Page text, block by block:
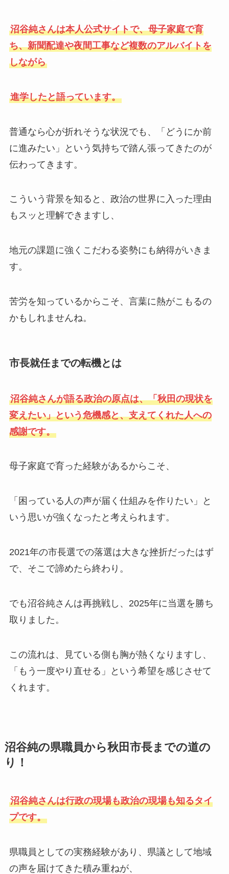
沼谷純さんは本人公式サイトで、母子家庭で育
ち、新聞配達や夜間工事など複数のアルバイトを
しながら
進学したと語っています。
普通なら心が折れそうな状況でも、「どうにか前
に進みたい」という気持ちで踏ん張ってきたのが
伝わってきます。
こういう背景を知ると、政治の世界に入った理由
もスッと理解できますし、
地元の課題に強くこだわる姿勢にも納得がいきま
す。
苦労を知っているからこそ、言葉に熱がこもるの
かもしれませんね。
市長就任までの転機とは
沼谷純さんが語る政治の原点は、「秋田の現状を
変えたい」という危機感と、支えてくれた人への
感謝です。
母子家庭で育った経験があるからこそ、
「困っている人の声が届く仕組みを作りたい」と
いう思いが強くなったと考えられます。
2021年の市長選での落選は大きな挫折だったはず
で、そこで諦めたら終わり。
でも沼谷純さんは再挑戦し、2025年に当選を勝ち
取りました。
この流れは、見ている側も胸が熱くなりますし、
「もう一度やり直せる」という希望を感じさせて
くれます。
沼谷純の県職員から秋田市長までの道の
り！
沼谷純さんは行政の現場も政治の現場も知るタイ
プです。
県職員としての実務経験があり、県議として地域
の声を届けてきた積み重ねが、